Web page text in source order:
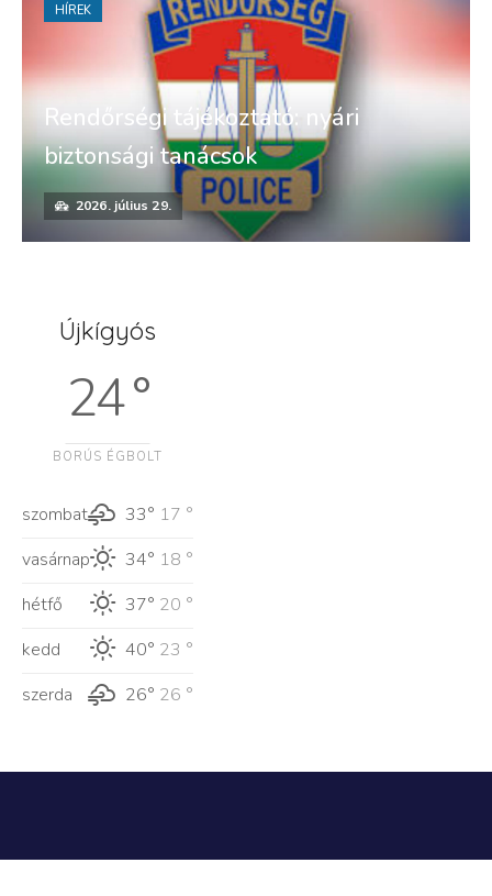
Rendőrségi tájékoztató: nyári
biztonsági tanácsok
2026. július 29.
HÍREK
Újkígyós
24 °
BORÚS ÉGBOLT
szombat 33° 17 °
vasárnap
34° 18 °
hétfő
37° 20 °
kedd
40° 23 °
szerda
26° 26 °